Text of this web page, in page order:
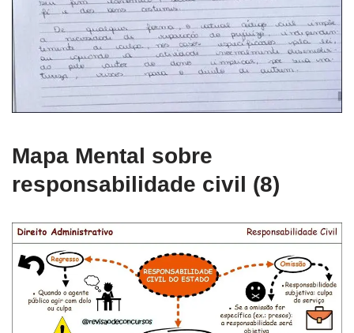
Mapa Mental sobre
responsabilidade civil (8)